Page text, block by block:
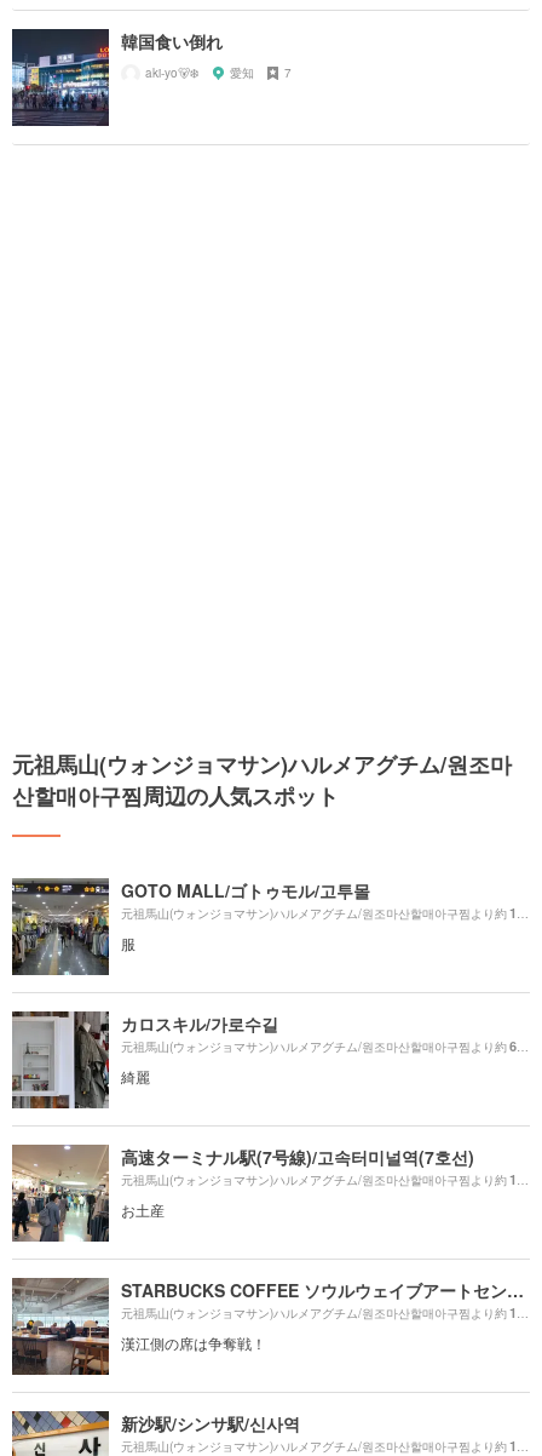
韓国食い倒れ
aki-yo🐻‍❄️ 愛知 7
元祖馬山(ウォンジョマサン)ハルメアグチム/원조마
산할매아구찜周辺の人気スポット
GOTO MALL/ゴトゥモル/고투몰
元祖馬山(ウォンジョマサン)ハルメアグチム/원조마산할매아구찜より約1600m
服
カロスキル/가로수길
元祖馬山(ウォンジョマサン)ハルメアグチム/원조마산할매아구찜より約670m
綺麗
高速ターミナル駅(7号線)/고속터미널역(7호선)
元祖馬山(ウォンジョマサン)ハルメアグチム/원조마산할매아구찜より約1880m
お土産
STARBUCKS COFFEE ソウルウェイブアートセンター店
元祖馬山(ウォンジョマサン)ハルメアグチム/원조마산할매아구찜より約1130m
漢江側の席は争奪戦！
新沙駅/シンサ駅/신사역
元祖馬山(ウォンジョマサン)ハルメアグチム/원조마산할매아구찜より約130m